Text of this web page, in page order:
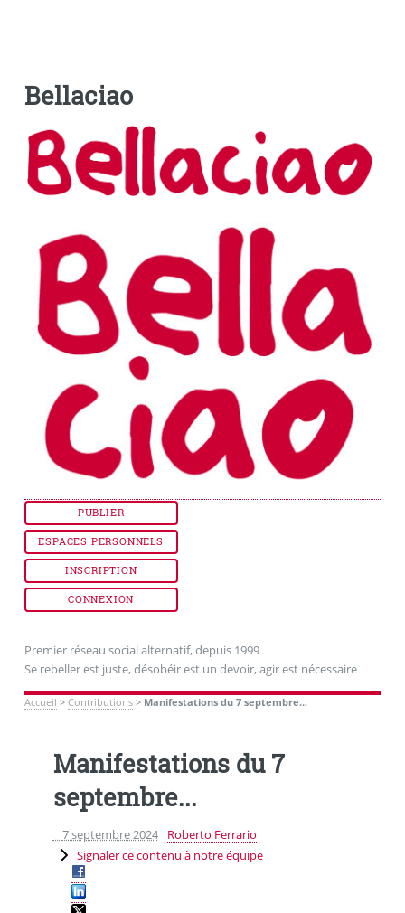
Bellaciao
PUBLIER
ESPACES PERSONNELS
INSCRIPTION
CONNEXION
Premier réseau social alternatif, depuis 1999
Se rebeller est juste, désobéir est un devoir, agir est nécessaire
Accueil > Contributions> Manifestations du 7 septembre...
Manifestations du 7
septembre...
7 septembre 2024
Roberto Ferrario
Signaler ce contenu à notre équipe